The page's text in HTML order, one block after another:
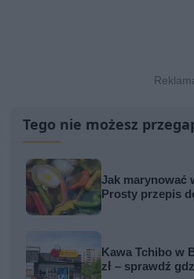
Tego nie możesz
Jak marynować
Prosty przepis
Kawa Tchibo w
zł – sprawdź